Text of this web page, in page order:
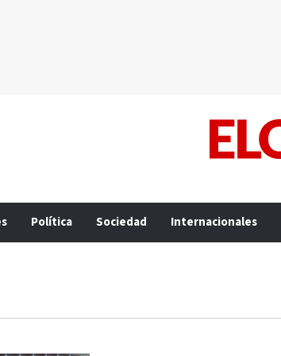
Política Sociedad Internacionales